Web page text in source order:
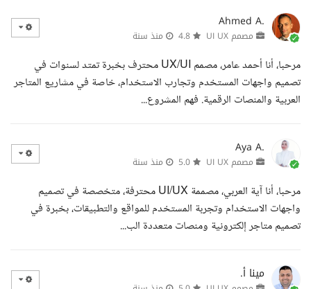
Ahmed A.
مصمم UI UX منذ سنة
مرحبا، أنا أحمد عامر، مصمم UX/UI محترف بخبرة تمتد لسنوات في
تصميم واجهات المستخدم وتجارب الاستخدام، خاصة في مشاريع المتاجر
العربية والمنصات الرقمية. فهم المشروع...
Aya A.
مصمم UI UX منذ سنة
مرحبا، أنا آية العربي، مصممة UI/UX محترفة، متخصصة في تصميم
واجهات الاستخدام وتجربة المستخدم للمواقع والتطبيقات، بخبرة في
تصميم متاجر إلكترونية ومنصات متعددة الب...
مينا أ.